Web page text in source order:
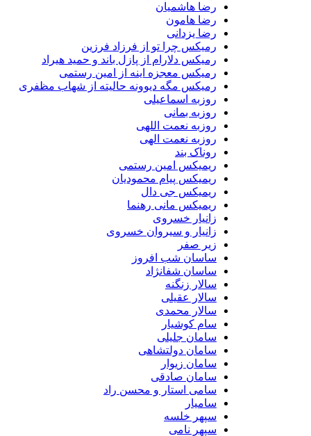
رضا هاشمیان
رضا هامون
رضا یزدانی
رمیکس چرا تو از فرزاد فرزین
رمیکس دلارام از پازل باند و حمید هیراد
رمیکس معجزه اینه از امین رستمی
رمیکس مگه دیوونه حالیته از شهاب مظفری
روزبه اسماعیلی
روزبه بمانی
روزبه نعمت اللهی
روزبه نعمت الهی
روناک بند
ریمیکس امین رستمی
ریمیکس پیام محمودیان
ریمیکس جی دال
ریمیکس مانی رهنما
زانیار خسروی
زانیار و سیروان خسروی
زیر صفر
ساسان شب افروز
ساسان شفانژاد
سالار زنگنه
سالار عقیلی
سالار محمدی
سام کوشیار
سامان جلیلی
سامان دولتشاهی
سامان زیوار
سامان صادقی
سامی استار و محسن راد
سامیار
سپهر خلسه
سپهر نامی